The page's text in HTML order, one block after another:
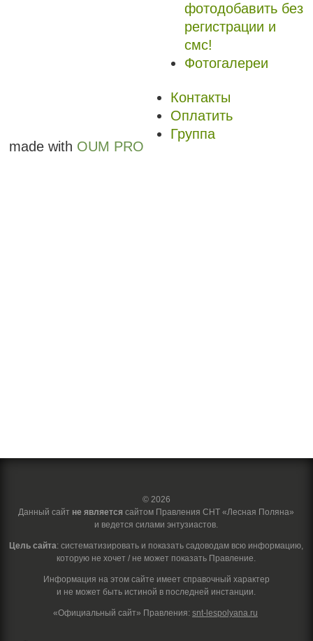
фотодобавить без
регистрации и
смс!
Фотогалереи
Контакты
Оплатить
Группа
made with OUM PRO
© 2026
Данный сайт не является сайтом Правления СНТ «Лесная Поляна»
и ведется силами энтузиастов.
Цель сайта: систематизировать и показать садоводам всю информацию,
которую не хочет / не может показать Правление.
Информация на этом сайте имеет справочный характер
и не может быть истиной в последней инстанции.
«Официальный сайт» Правления: snt-lespolyana.ru